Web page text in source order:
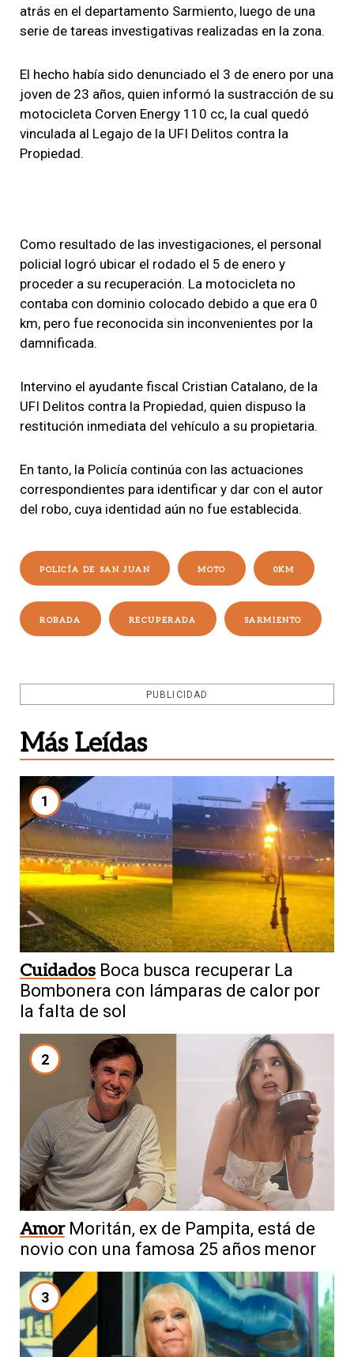
atrás en el departamento Sarmiento, luego de una
serie de tareas investigativas realizadas en la zona.
El hecho había sido denunciado el 3 de enero por una
joven de 23 años, quien informó la sustracción de su
motocicleta Corven Energy 110 cc, la cual quedó
vinculada al Legajo de la UFI Delitos contra la
Propiedad.
Como resultado de las investigaciones, el personal
policial logró ubicar el rodado el 5 de enero y
proceder a su recuperación. La motocicleta no
contaba con dominio colocado debido a que era 0
km, pero fue reconocida sin inconvenientes por la
damnificada.
Intervino el ayudante fiscal Cristian Catalano, de la
UFI Delitos contra la Propiedad, quien dispuso la
restitución inmediata del vehículo a su propietaria.
En tanto, la Policía continúa con las actuaciones
correspondientes para identificar y dar con el autor
del robo, cuya identidad aún no fue establecida.
POLICÍA DE SAN JUAN MOTO 0KM
ROBADA RECUPERADA SARMIENTO
PUBLICIDAD
Más Leídas
1
Cuidados Boca busca recuperar La
Bombonera con lámparas de calor por
la falta de sol
2
Amor Moritán, ex de Pampita, está de
novio con una famosa 25 años menor
3